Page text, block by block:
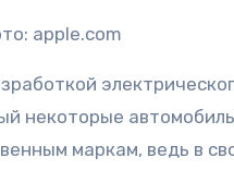
apple.com
некоторые
маркам, ведь в